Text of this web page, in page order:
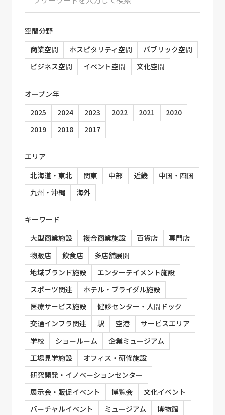
空間分野
商業空間
ホスピタリティ空間
パブリック空間
ビジネス空間
イベント空間 文化空間
オープン年
2025
2024 2023 2022 2021
2020
2019
2018 2017
エリア
北海道・東北
関東 中部 近畿
中国・四国
九州・沖縄
海外
キーワード
大型商業施設
複合商業施設 百貨店
専門店
物販店
飲食店
多店舗展開
地域ブランド施設
エンターテイメント施設
スポーツ関連
ホテル・ブライダル施設
医療サービス施設
健診センター・人間ドック
交通インフラ関連
駅 空港
サービスエリア
学校
ショールーム
企業ミュージアム
工場見学施設
オフィス・研修施設
研究開発・イノベーションセンター
展示会・販促イベント
博覧会
文化イベント
バーチャルイベント
ミュージアム
博物館